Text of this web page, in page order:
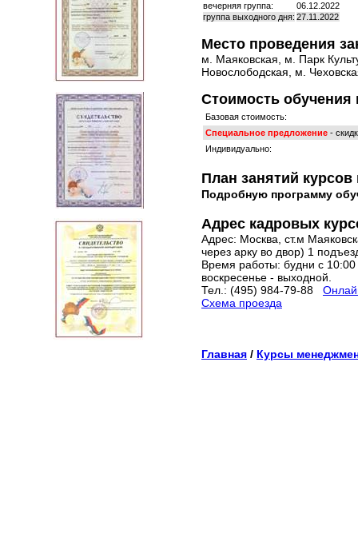
вечерняя группа:
06.12.2022
группа выходного дня: 27.11.2022
Место проведения
м. Маяковская, м. Парк
Новослободская, м.
Стоимость обучения
Базовая стоимость:
Специальное предложение -
Индивидуально:
План занятий
Подробную программу
Адрес кадровых
Адрес: Москва, ст.м
через арку во двор) 1
Время работы: будни с
воскресенье - выходной.
Тел.: (495) 984-79-88
Схема проезда
Главная / Курсы